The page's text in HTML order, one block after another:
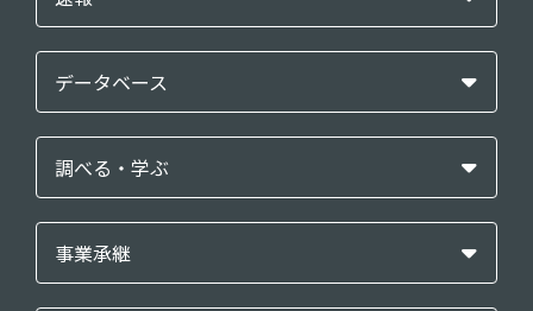
データベース
調べる・学ぶ
事業承継